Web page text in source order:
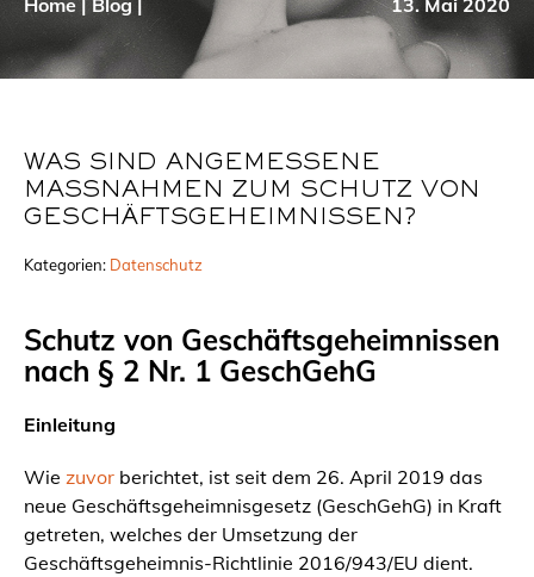
Home | Blog | 13. Mai 2020
WAS SIND ANGEMESSENE
MASSNAHMEN ZUM SCHUTZ VON G
ESCHÄFTSGEHEIMNISSEN?
Kategorien: Datenschutz
Schutz von Geschäftsgeheimnissen
nach § 2 Nr. 1 GeschGehG
Einleitung
Wie zuvor berichtet, ist seit dem 26. April 2019 das
neue Geschäftsgeheimnisgesetz (GeschGehG) in Kraft
getreten, welches der Umsetzung der
Geschäftsgeheimnis-Richtlinie 2016/943/EU dient.